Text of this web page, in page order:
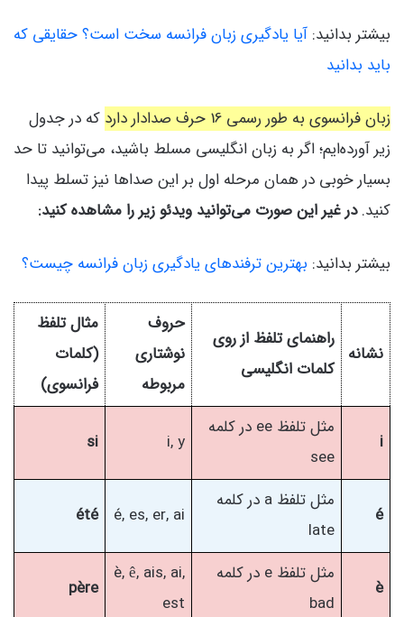
بیشتر بدانید: آیا یادگیری زبان فرانسه سخت است؟ حقایقی که
باید بدانید
زبان فرانسوی به طور رسمی 16 حرف صدادار دارد
که در جدول
زیر آورده‌ایم؛ اگر به زبان انگلیسی مسلط باشید، می‌توانید تا حد
بسیار خوبی در همان مرحله اول بر این صداها نیز تسلط پیدا
کنید.در غیر این صورت می‌توانید ویدئو زیر را مشاهده کنید:
بیشتر بدانید: بهترین ترفندهای یادگیری زبان فرانسه چیست؟
نشانه
راهنمای تلفظ از روی
کلمات انگلیسی
حروف
نوشتاری
مربوطه
مثال تلفظ
(کلمات
فرانسوی)
i
مثل تلفظ ee در کلمه
see
i, y
si
é
مثل تلفظ a در کلمه
late
é, es, er, ai
été
è
مثل تلفظ e در کلمه
bad
è, ê, ais, ai,
est
père